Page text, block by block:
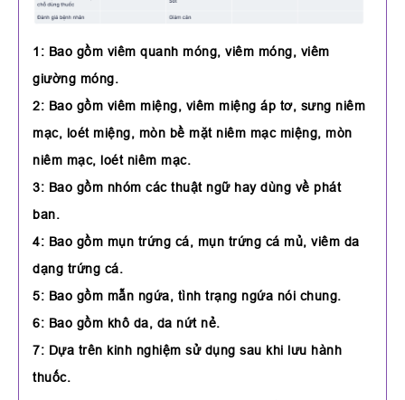
1: Bao gồm viêm quanh móng, viêm móng, viêm
giường móng.
2: Bao gồm viêm miệng, viêm miệng áp tơ, sưng niêm
mạc, loét miệng, mòn bề mặt niêm mạc miệng, mòn
niêm mạc, loét niêm mạc.
3: Bao gồm nhóm các thuật ngữ hay dùng về phát
ban.
4: Bao gồm mụn trứng cá, mụn trứng cá mủ, viêm da
dạng trứng cá.
5: Bao gồm mẫn ngứa, tình trạng ngứa nói chung.
6: Bao gồm khô da, da nứt nẻ.
7: Dựa trên kinh nghiệm sử dụng sau khi lưu hành
thuốc.